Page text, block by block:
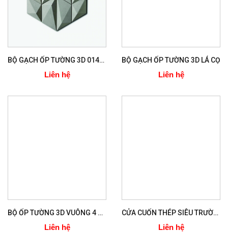
BỘ GẠCH ỐP TƯỜNG 3D 014-076
Liên hệ
BỘ GẠCH ỐP TƯỜNG 3D LÁ CỌ
Liên hệ
BỘ ỐP TƯỜNG 3D VUÔNG 4 MÓN
Liên hệ
CỬA CUỐN THÉP SIÊU TRƯỜNG 1,2MM
Liên hệ